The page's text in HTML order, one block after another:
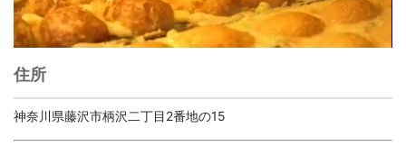
住所
神奈川県藤沢市柄沢二丁目2番地の15